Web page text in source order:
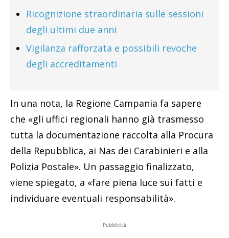
Ricognizione straordinaria sulle sessioni
degli ultimi due anni
Vigilanza rafforzata e possibili revoche
degli accreditamenti
In una nota, la Regione Campania fa sapere
che «gli uffici regionali hanno già trasmesso
tutta la documentazione raccolta alla Procura
della Repubblica, ai Nas dei Carabinieri e alla
Polizia Postale». Un passaggio finalizzato,
viene spiegato, a «fare piena luce sui fatti e
individuare eventuali responsabilità».
Pubblicità